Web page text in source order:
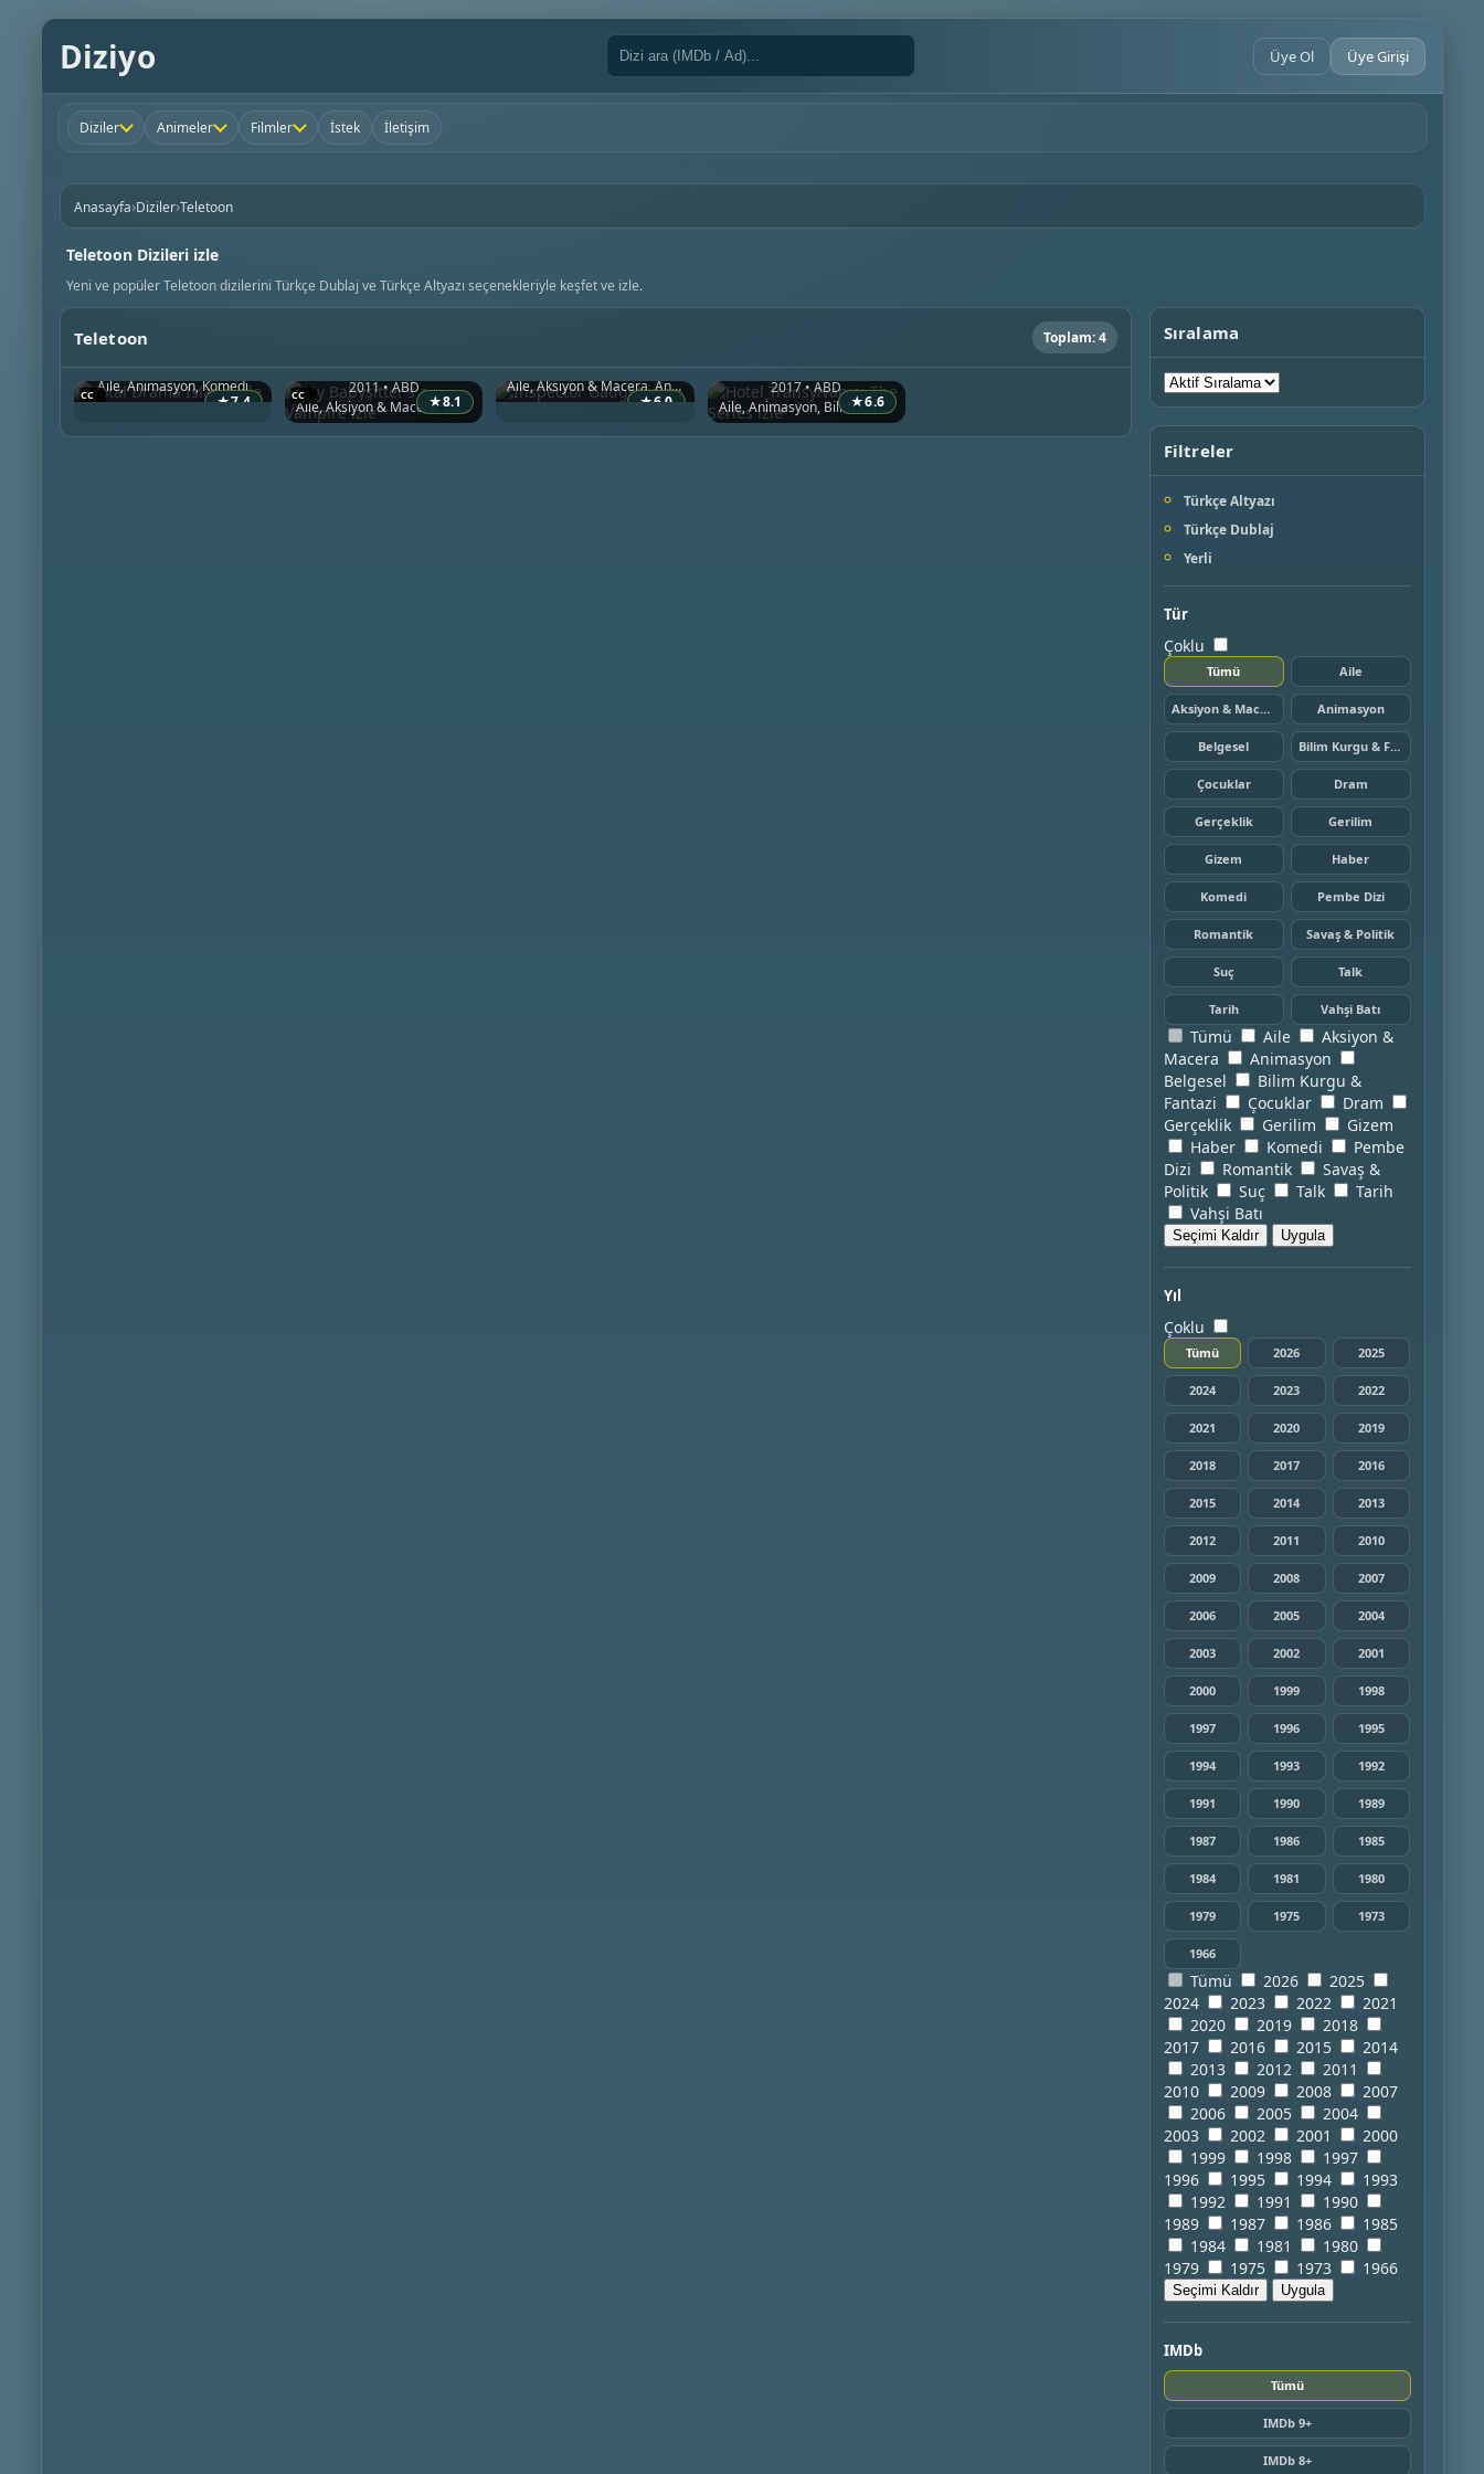
Diziyo Üye Ol Üye Girişi
Diziler Animeler Filmler İstek İletişim
Anasayfa›Diziler›Teletoon
Teletoon Dizileri izle
Yeni ve popüler Teletoon dizilerini Türkçe Dublaj ve Türkçe Altyazı seçenekleriyle keşfet ve izle.
Teletoon Toplam: 4
★7.4
Total Drama Island
2007 • Kanada
Aile, Animasyon, Komedi
★8.1
My Babysitter’s a Vampire
2011 • ABD
Aile, Aksiyon & Macera, Bilim Kurgu & Fantazi
★6.0
2015 • Kanada
Aile, Aksiyon & Macera, Animasyon
★6.6
Hotel Transylvania: The Series
2017 • ABD
Aile, Animasyon, Bilim Kurgu & Fantazi
Sıralama
Filtreler
Türkçe Altyazı
Türkçe Dublaj
Yerli
Tür
Çoklu
Tümü Aile
Aksiyon & Macera Animasyon
Belgesel Bilim Kurgu & Fantazi
Çocuklar Dram
Gerçeklik Gerilim
Gizem Haber
Komedi Pembe Dizi
Romantik Savaş & Politik
Suç Talk
Tarih Vahşi Batı
Tümü Aile
Aksiyon &
Macera
Animasyon
Belgesel
Bilim Kurgu &
Fantazi
Çocuklar
Dram
Gerçeklik
Gerilim
Gizem
Haber
Komedi
Pembe
Dizi
Romantik
Savaş &
Politik
Suç Talk
Tarih
Vahşi Batı
Seçimi Kaldır Uygula
Yıl
Çoklu
Tümü 2026 2025
2024 2023 2022
2021 2020 2019
2018 2017 2016
2015 2014 2013
2012 2011 2010
2009 2008 2007
2006 2005 2004
2003 2002 2001
2000 1999 1998
1997 1996 1995
1994 1993 1992
1991 1990 1989
1987 1986 1985
1984 1981 1980
1979 1975 1973
1966
Tümü 2026
2025
2024
2023 2022
2021
2020
2019
2018
2017
2016 2015
2014
2013
2012
2011
2010
2009 2008
2007
2006
2005
2004
2003
2002 2001
2000
1999
1998
1997
1996
1995 1994
1993
1992
1991
1990
1989
1987 1986
1985
1984
1981
1980
1979
1975 1973 1966
Seçimi Kaldır Uygula
IMDb
Tümü
IMDb 9+
IMDb 8+